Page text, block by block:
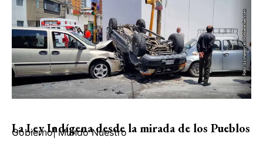
La Ley Indígena desde la mirada de los Pueblos
Gobierno| Mundo Nuestro